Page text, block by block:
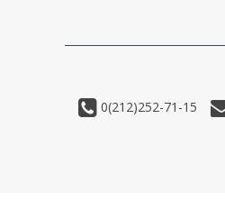
0(212)252-71-15